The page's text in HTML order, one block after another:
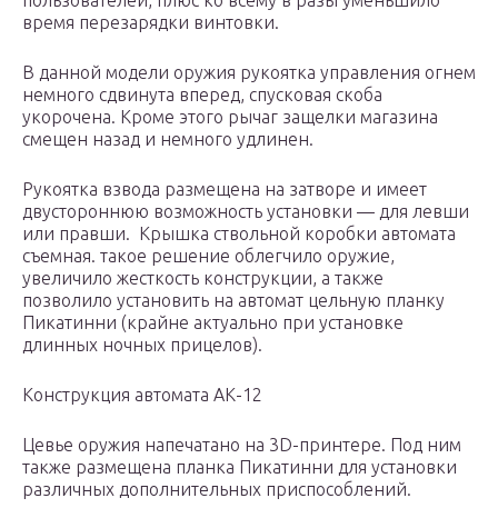
время перезарядки винтовки.
В данной модели оружия рукоятка управления огнем
немного сдвинута вперед, спусковая скоба
укорочена. Кроме этого рычаг защелки магазина
смещен назад и немного удлинен.
Рукоятка взвода размещена на затворе и имеет
двустороннюю возможность установки — для левши
или правши. Крышка ствольной коробки автомата
съемная. такое решение облегчило оружие,
увеличило жесткость конструкции, а также
позволило установить на автомат цельную планку
Пикатинни (крайне актуально при установке
длинных ночных прицелов).
Конструкция автомата АК-12
Цевье оружия напечатано на 3D-принтере. Под ним
также размещена планка Пикатинни для установки
различных дополнительных приспособлений.